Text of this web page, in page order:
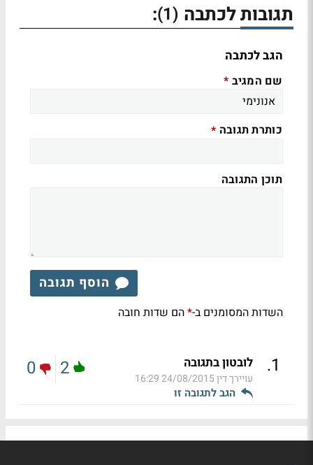
תגובות לכתבה (1)
:
הגב לכתבה
שם המגיב *
כותרת תגובה *
תוכן התגובה
הוסף תגובה
השדות המסומנים ב-*הם שדות חובה
1
. לובטון בתגובה
עויירך דין24/08/2015 16:29
הגב לתגובה זו
2
0